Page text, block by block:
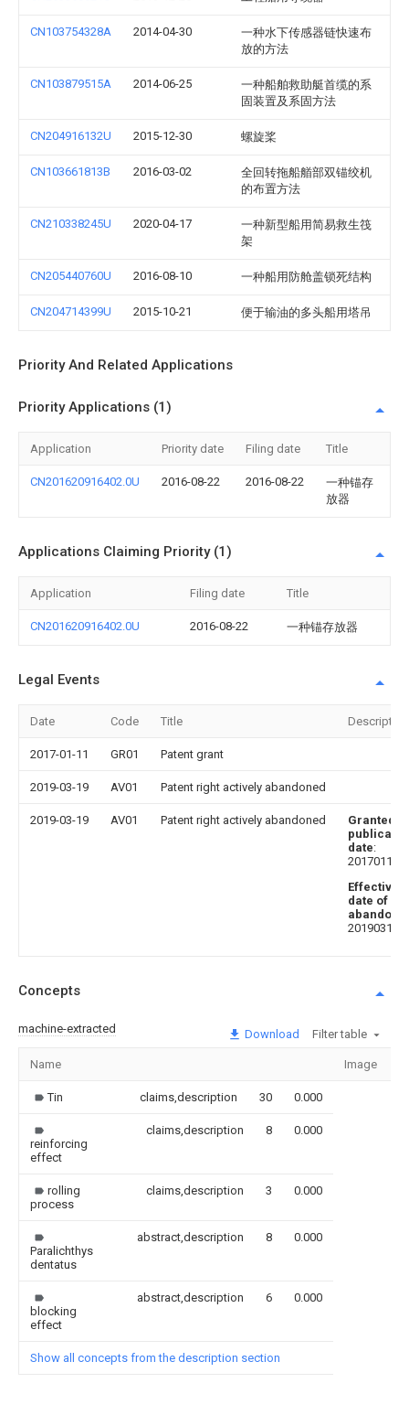
CN103754328A 2014-04-30
一种水下传感器链快速布
放的方法
CN103879515A 2014-06-25
一种船舶救助艇首缆的系
固装置及系固方法
CN204916132U 2015-12-30 螺旋桨
CN103661813B 2016-03-02
全回转拖船艏部双锚绞机
的布置方法
CN210338245U 2020-04-17
一种新型船用简易救生筏
架
CN205440760U 2016-08-10 一种船用防舱盖锁死结构
CN204714399U 2015-10-21 便于输油的多头船用塔吊
Priority And Related Applications
Priority Applications (1)
Application Priority date Filing date Title
CN201620916402.0U 2016-08-22 2016-08-22
一种锚存
放器
Applications Claiming Priority (1)
Application Filing date Title
CN201620916402.0U 2016-08-22 一种锚存放器
Legal Events
Date Code Title Description
2017-01-11 GR01 Patent grant
2019-03-19 AV01 Patent right actively abandoned
2019-03-19 AV01 Patent right actively abandoned
Granted
date:
20170111
Effective
date of
20190319
Concepts
machine-extracted Download Filter table
Name Image
Tin claims,description 30 0.000
reinforcing
effect
claims,description 8 0.000
rolling
process
claims,description 3 0.000
Paralichthys
dentatus
abstract,description 8 0.000
blocking
effect
abstract,description 6 0.000
Show all concepts from the description section